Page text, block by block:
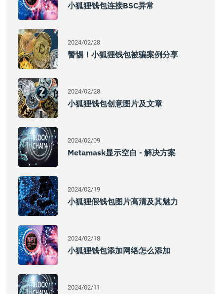
小狐狸钱包连接BSC异常
2024/02/28
警惕！小狐狸钱包被骗案例分享
2024/02/28
小狐狸钱包创意图片及文章
2024/02/09
Metamask显示空白 - 解决方案
2024/02/19
小狐狸假钱包图片高清及其魅力
2024/02/18
小狐狸钱包添加网络怎么添加
2024/02/11